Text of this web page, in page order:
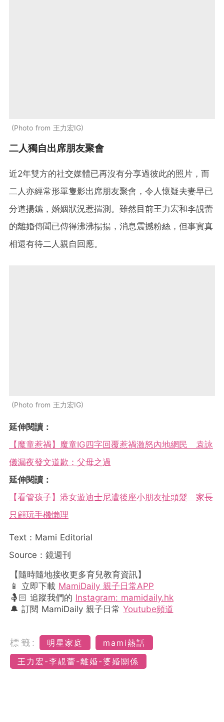
Photo from 王力宏IG
二人獨自出席朋友聚會
近2年雙方的社交媒體已再沒有分享過彼此的照片，而
二人亦經常形單隻影出席朋友聚會，令人懷疑夫妻早已
分道揚鑣，婚姻狀況惹揣測。雖然目前王力宏和李靚蕾
的離婚傳聞已傳得沸沸揚揚，消息震撼粉絲，但事實真
相還有待二人親自回應。
Photo from 王力宏IG
延伸閱讀：
【魔童惹禍】魔童IG四字回覆惹禍激怒內地網民 袁詠
儀漏夜發文道歉：父母之過
延伸閱讀：
【看管孩子】港女遊迪士尼遭後座小朋友扯頭髮 家長
只顧玩手機懶理
Text：Mami Editorial
Source：鏡週刊
【隨時隨地接收更多育兒教育資訊】
📱 立即下載 MamiDaily 親子日常APP
🤱🏻 追蹤我們的 Instagram: mamidaily.hk
🔔 訂閱 MamiDaily 親子日常 Youtube頻道
標籤: 明星家庭
mami熱話
王力宏-李靚蕾-離婚-婆婚關係